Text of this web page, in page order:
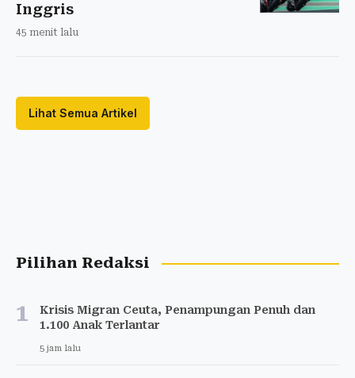
Inggris
45 menit lalu
Lihat Semua Artikel
Pilihan Redaksi
1
Krisis Migran Ceuta, Penampungan Penuh dan
1.100 Anak Terlantar
5 jam lalu